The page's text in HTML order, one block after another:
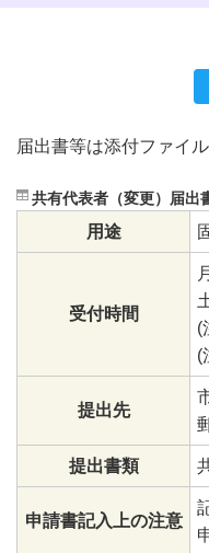
届出書等は添付ファイ
共有代表者（変更）届出
用途
受付時間
(
(
提出先
提出書類
申請書記入上の注意